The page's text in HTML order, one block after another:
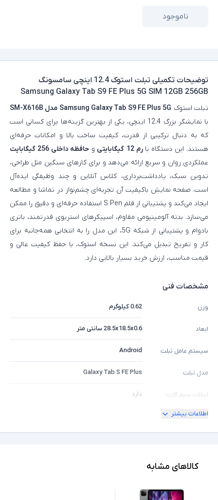
ناموجود
توضیحات تکمیلی
تبلت استوک 12.4 اینچی سامسونگ
Samsung Galaxy Tab S9 FE Plus 5G SIM 12GB 256GB
تبلت استوک Samsung Galaxy Tab S9 FE Plus 5G مدل SM-X616B
با نمایشگر بزرگ 12.4 اینچی، یکی از بهترین گزینه‌ها برای کسانی است
که به دنبال ترکیبی از قدرت، کیفیت ساخت بالا و امکانات حرفه‌ای
هستند. این دستگاه با رم 12 گیگابایتی و حافظه داخلی 256 گیگابایت
عملکردی روان و سریع ارائه می‌دهد و برای کارهای سنگین مثل طراحی،
تدوین سبک، یادداشت‌برداری، کلاس آنلاین و چند وظیفگی ایده‌آل
است. صفحه‌ نمایش باکیفیت آن تجربه‌ای چشم‌نواز در تماشا و مطالعه
ایجاد می‌کند و پشتیبانی از قلم S Pen استفاده حرفه‌ای و دقیق را ممکن
می‌سازد. بدنه آلومینیومی مقاوم، اسپیکرهای استریوی قدرتمند، باتری
بادوام و پشتیبانی از شبکه 5G، این مدل را به انتخابی همه‌جانبه برای
کار و تفریح تبدیل می‌کند. این نسخه استوک، با حفظ کیفیت عالی و
قیمت مناسب، ارزش خرید بسیار بالایی دارد.
مشخصات فنی
وزن 0.62 کیلوگرم
ابعاد 28.5x18.5x0.6 سانتی متر
سیستم عامل تبلت Android
مدل تبلت Galaxy Tab S FE Plus
اسلات سیم کارت دارد
پشتیبانی شبکه مخابراتی
اطلاعات بیشتر
کالاهای مشابه